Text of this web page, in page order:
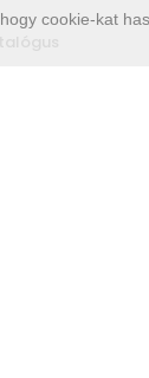
cookie-kat